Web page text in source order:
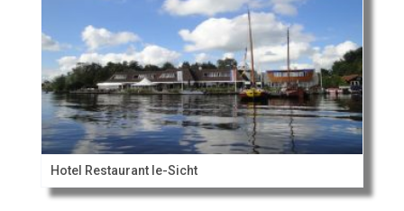
Hotel Restaurant Ie-Sicht